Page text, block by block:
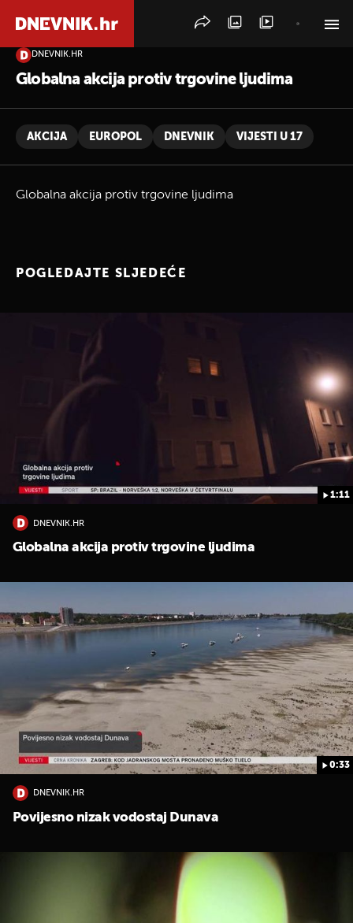
DNEVNIK.HR
Globalna akcija protiv trgovine ljudima
AKCIJA EUROPOL DNEVNIK VIJESTI U 17
Globalna akcija protiv trgovine ljudima
POGLEDAJTE SLJEDEĆE
1:11
DNEVNIK.HR
Globalna akcija protiv trgovine ljudima
0:33
DNEVNIK.HR
Povijesno nizak vodostaj Dunava
PRETRAŽITE VIJESTI